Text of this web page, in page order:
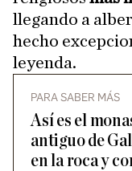
llegando a
hecho
leyenda.
PARA SABER MÁS
Así es el
antiguo de
en la roca y